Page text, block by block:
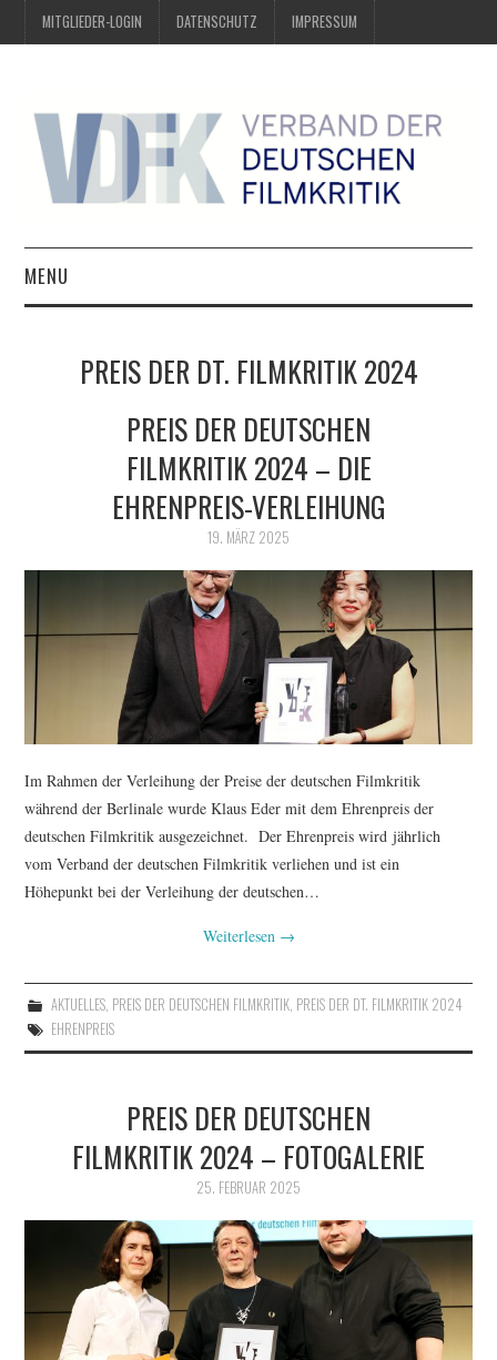
MITGLIEDER-LOGIN DATENSCHUTZ IMPRESSUM
MENU
PREIS DER DEUTSCHEN
FILMKRITIK
FESTIVALPREISE
WOCHE DER KRITIK
PREIS DER DT. FILMKRITIK 2024
PREIS DER DEUTSCHEN
FILMKRITIK 2024 – DIE
EHRENPREIS-VERLEIHUNG
19. MÄRZ 2025
Im Rahmen der Verleihung der Preise der deutschen Filmkritik
während der Berlinale wurde Klaus Eder mit dem Ehrenpreis der
deutschen Filmkritik ausgezeichnet. Der Ehrenpreis wird jährlich
vom Verband der deutschen Filmkritik verliehen und ist ein
Höhepunkt bei der Verleihung der deutschen…
Weiterlesen →
AKTUELLES, PREIS DER DEUTSCHEN FILMKRITIK, PREIS DER DT. FILMKRITIK 2024
EHRENPREIS
PREIS DER DEUTSCHEN
FILMKRITIK 2024 – FOTOGALERIE
25. FEBRUAR 2025